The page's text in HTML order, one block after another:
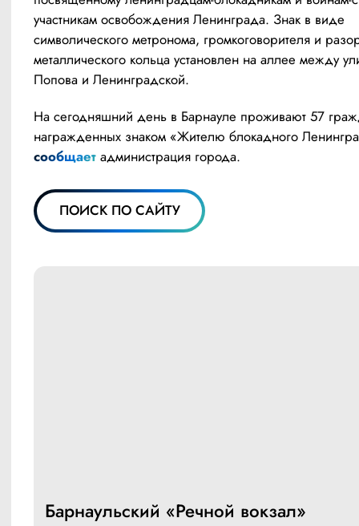
участникам освобождения Ленинграда. Знак в виде
символического метронома, громкоговорителя и
металлического кольца установлен на аллее между
Попова и Ленинградской.
На сегодняшний день в Барнауле проживают 57
сообщает администрация города.
ПОИСК ПО САЙТУ
Барнаульский «Речной вокзал»